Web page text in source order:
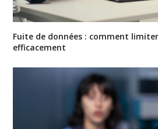
Fuite de données : comment
efficacement